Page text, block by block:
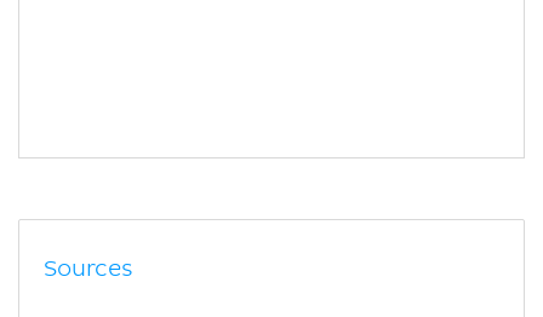
Sources